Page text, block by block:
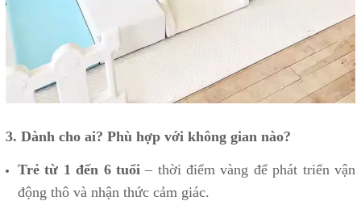
3. Dành cho ai? Phù hợp với không gian nào?
Trẻ từ 1 đến 6 tuổi– thời điểm vàng để phát triển vận
động thô và nhận thức cảm giác.